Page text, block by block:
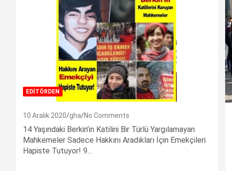
EDİTÖRDEN
10 Aralık 2020 gha No Comments
14 Yaşındaki Berkin’in Katilini Bir Türlü Yargılamayan
Mahkemeler Sadece Hakkını Aradıkları İçin Emekçileri
Hapiste Tutuyor! 9…